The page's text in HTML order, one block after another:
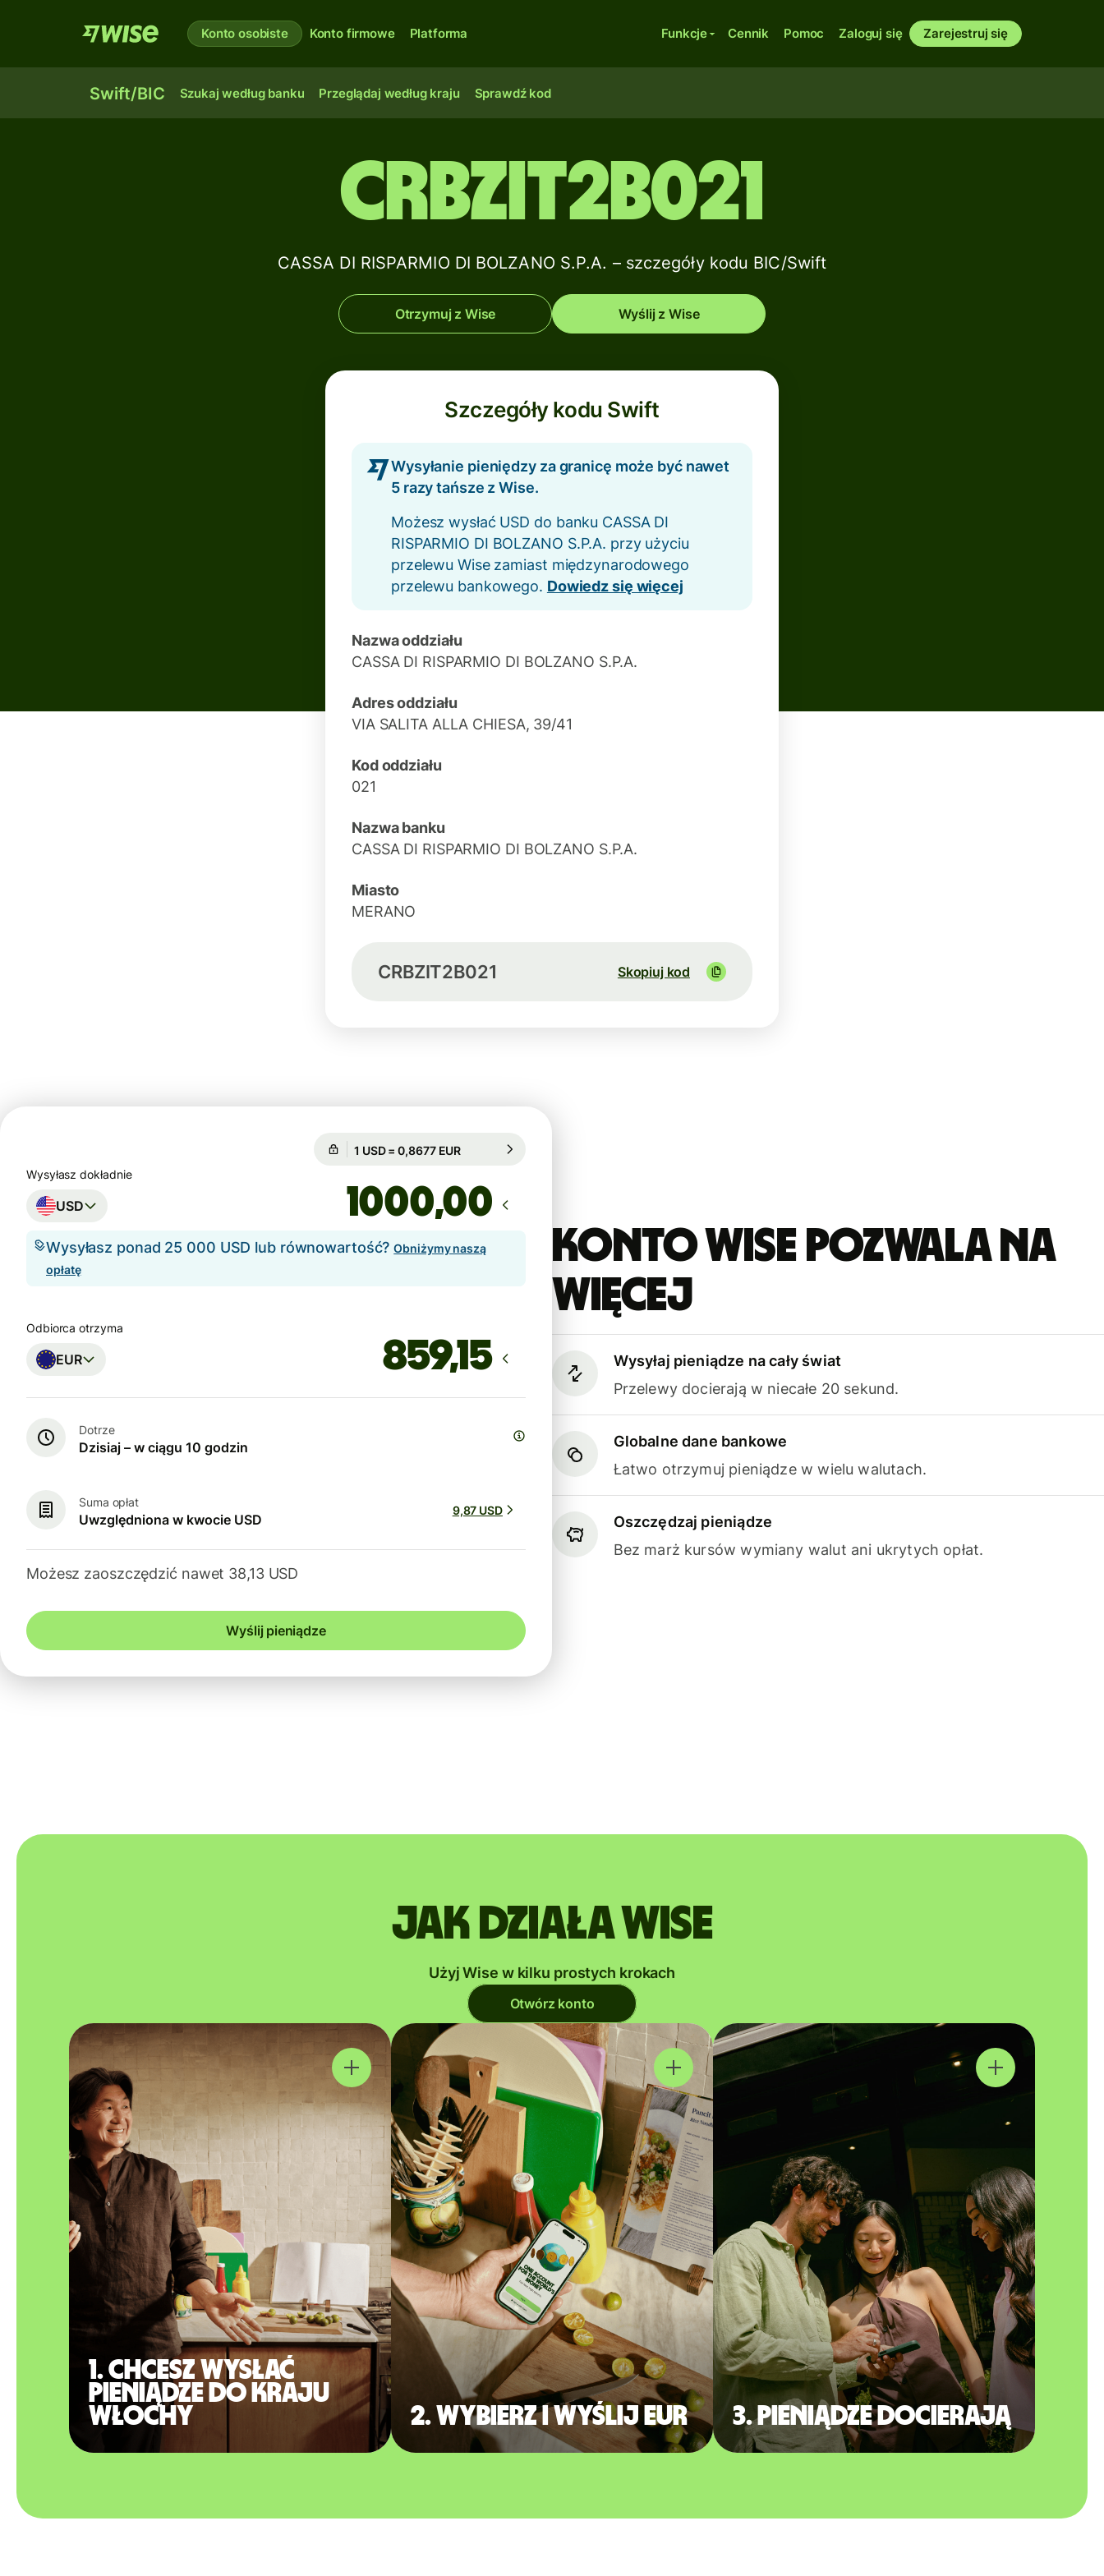
Konto osobiste Konto firmowe Platforma Funkcje Cennik Pomoc Zaloguj się Zarejestruj się
Swift/BIC Szukaj według banku Przeglądaj według kraju Sprawdź kod
CRBZIT2B021
CASSA DI RISPARMIO DI BOLZANO S.P.A. – szczegóły kodu BIC/Swift
Otrzymuj z Wise Wyślij z Wise
Szczegóły kodu Swift
Wysyłanie pieniędzy za granicę może być nawet
5 razy tańsze z Wise.
Możesz wysłać USD do banku CASSA DI
RISPARMIO DI BOLZANO S.P.A. przy użyciu
przelewu Wise zamiast międzynarodowego
przelewu bankowego. Dowiedz się więcej
Nazwa oddziału
CASSA DI RISPARMIO DI BOLZANO S.P.A.
Adres oddziału
VIA SALITA ALLA CHIESA, 39/41
Kod oddziału
021
Nazwa banku
CASSA DI RISPARMIO DI BOLZANO S.P.A.
Miasto
MERANO
CRBZIT2B021 Skopiuj kod
Konto Wise pozwala na
więcej
Wysyłaj pieniądze na cały świat
Przelewy docierają w niecałe 20 sekund.
Globalne dane bankowe
Łatwo otrzymuj pieniądze w wielu walutach.
Oszczędzaj pieniądze
Bez marż kursów wymiany walut ani ukrytych opłat.
Gwarantowany przez 18h
Wysyłasz dokładnie
USD ,00
Wysyłasz ponad 25 000 USD lub równowartość?Obniżymy naszą
opłatę
Odbiorca otrzyma
EUR
Dotrze
Dzisiaj – w ciągu 10 godzin
Suma opłat
Uwzględniona w kwocie USD
9,87 USD
Możesz zaoszczędzić nawet 38,13 USD
Wyślij pieniądze
Jak działa Wise
Użyj Wise w kilku prostych krokach
Otwórz konto
1. Chcesz wysłać
pieniądze do kraju
Włochy
2. Wybierz i wyślij EUR 3. Pieniądze docierają